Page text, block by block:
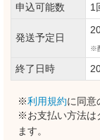
申込可能数 1
発送予定日
終了日時
※利用規約に同意
※お支払い方法は
ます。